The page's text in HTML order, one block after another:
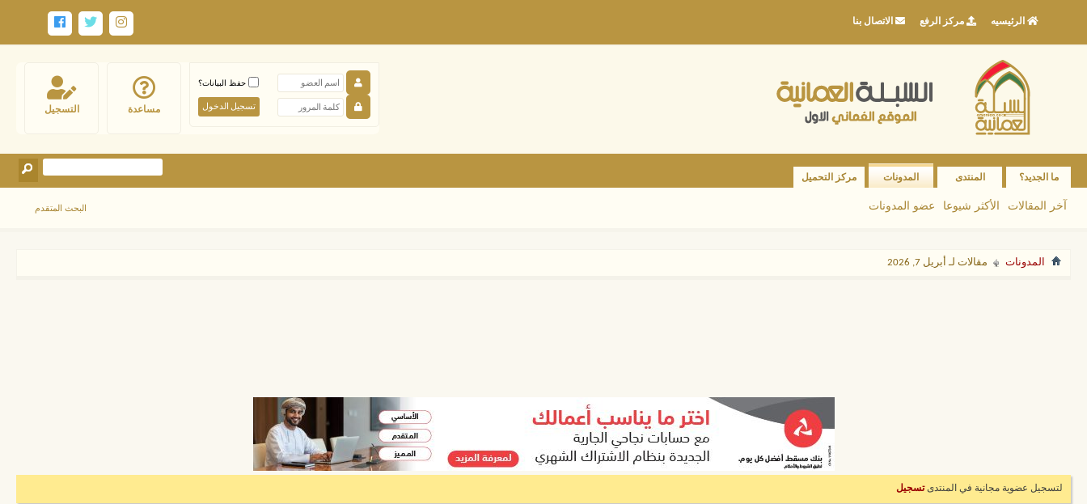
الرئيسيه مركز الرفع الاتصال بنا
التسجيل مساعدة
حفظ البيانات؟
ما الجديد؟ المنتدى المدونات
آخر المقالات الأكثر شيوعا عضو المدونات
مركز التحميل
البحث المتقدم
المدونات مقالات لـ أبريل 7, 2026
لتسجيل عضوية مجانية في المنتدىتسجيل